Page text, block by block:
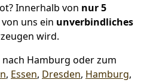
Innerhalb von nur 5
uns ein unverbindliches
wird.
Hamburg oder zum
, Essen, Dresden, Hamburg,